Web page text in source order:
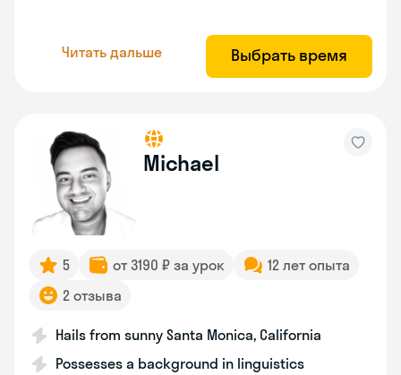
Читать дальше Выбрать время
Michael
5 от 3190 ₽ за урок
12 лет опыта
2 отзыва
Hails from sunny Santa Monica, California
Possesses a background in linguistics